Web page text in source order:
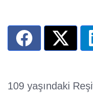
109 yaşındaki